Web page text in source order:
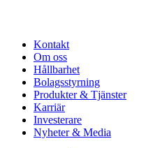
Kontakt
Om oss
Hållbarhet
Bolagsstyrning
Produkter & Tjänster
Karriär
Investerare
Nyheter & Media